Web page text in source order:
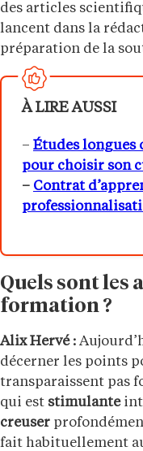
des articles
lancent dans la
préparation de la
À LIRE AUSSI
– Études longues
pour choisir son
– Contrat
Quels sont les
formation ?
Alix Hervé :
décerner les points
transparaissent pas
qui est stimulante
creuser
fait habituellement